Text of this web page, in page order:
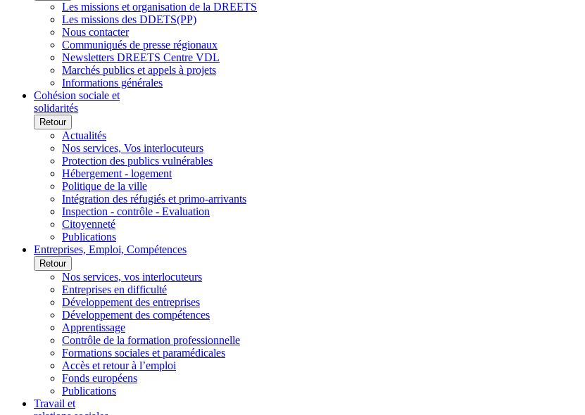
Les missions et organisation de la DREETS
Les missions des DDETS(PP)
Nous contacter
Communiqués de presse régionaux
Newsletters DREETS Centre VDL
Marchés publics et appels à projets
Informations générales
Cohésion sociale et
solidarités
Retour
Actualités
Nos services, Vos interlocuteurs
Protection des publics vulnérables
Hébergement - logement
Politique de la ville
Intégration des réfugiés et primo-arrivants
Inspection - contrôle - Evaluation
Citoyenneté
Publications
Entreprises, Emploi, Compétences
Retour
Nos services, vos interlocuteurs
Entreprises en difficulté
Développement des entreprises
Développement des compétences
Apprentissage
Contrôle de la formation professionnelle
Formations sociales et paramédicales
Accès et retour à l’emploi
Fonds européens
Publications
Travail et